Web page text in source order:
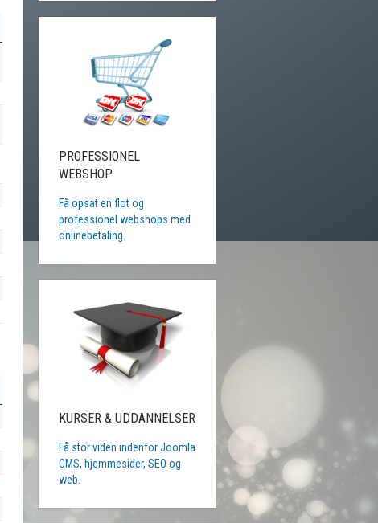
PROFESSIONEL
WEBSHOP
Få opsat en flot og
professionel webshops med
onlinebetaling.
KURSER & UDDANNELSER
Få stor viden indenfor Joomla
CMS, hjemmesider, SEO og
web.